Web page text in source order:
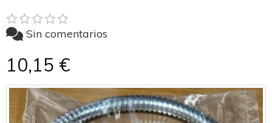
Sin comentarios
10,15 €